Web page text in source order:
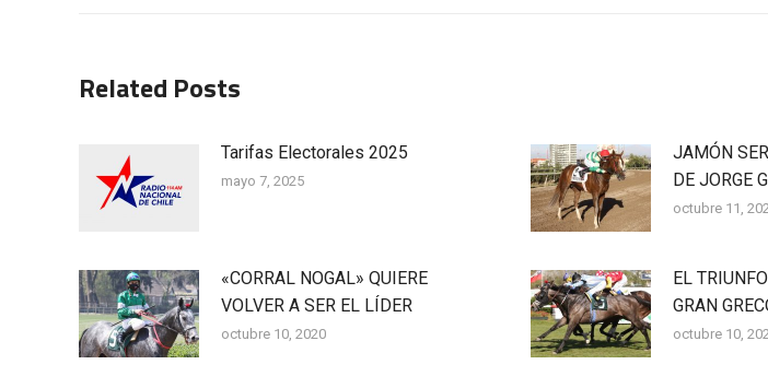
Related Posts
Tarifas Electorales 2025
mayo 7, 2025
JAMÓN
DE JORGE
octubre 11,
«CORRAL NOGAL» QUIERE
VOLVER A SER EL LÍDER
octubre 10, 2020
EL
GRAN
octubre 10,